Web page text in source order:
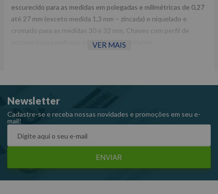
escurecido para as medidas em polegadas e milimétricas de 0,27
até 27 mm (exceto medida 1,3 mm – zincada) e niquelado e
cromado para as medidas 30 e 32 mm. Chaves com perfil de
encaixe para parafusos com sextavado interno.
Peso: 0,915 kg.
Referência: 42 – 22.
VER MAIS
Newsletter
Cadastre-se e receba nossas novidades e promoções em seu e-
mail!
ENVIAR